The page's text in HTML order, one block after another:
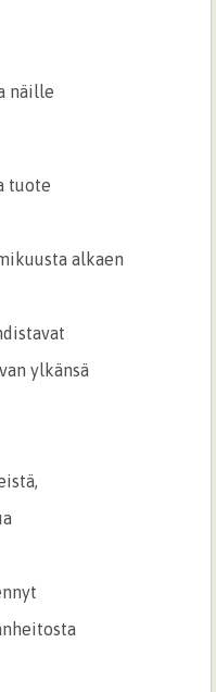
näille
tuote
alkaen
ylkänsä